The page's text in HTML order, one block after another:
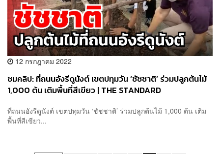
12 กรกฎาคม 2022
ชมคลิป: ที่ถนนอังรีดูนังต์ เขตปทุมวัน ‘ชัชชาติ’ ร่วมปลูกต้นไม้
1,000 ต้น เติมพื้นที่สีเขียว | THE STANDARD
ที่ถนนอังรีดูนังต์ เขตปทุมวัน ‘ชัชชาติ’ ร่วมปลูกต้นไม้ 1,000 ต้น เติม
พื้นที่สีเขียว...